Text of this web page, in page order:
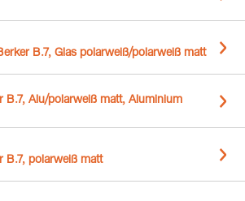
B.7, Glas polarweiß/polarweiß matt
B.7, Alu/polarweiß matt, Aluminium
B.7, polarweiß matt